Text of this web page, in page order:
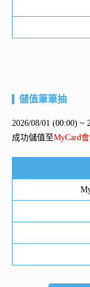
儲值筆筆抽
2026/08/01 (00:00) ~
成功儲值至MyCard